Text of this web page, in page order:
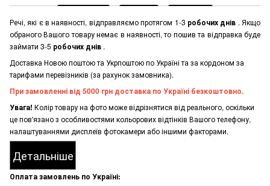
Речі, які є в наявності, відправляємо протягом 1-3 робочих днів . Якщо
обраного Вашого товару немає в наявності, то пошив та відправка буде
займати 3-5 робочих днів .
Доставка Новою поштою та Укрпоштою по Україні та за кордоном за
тарифами перевізників (за рахунок замовника).
При замовленні від 5000 грн доставка по Україні безкоштовно.
Увага! Колір товару на фото може відрізнятися від реального, оскільки
це пов'язано з особливостями кольорових відтінків Вашого телефону,
налаштуваннями дисплеїв фотокамери або іншими факторами.
Детальніше
Оплата замовлень по Україні: